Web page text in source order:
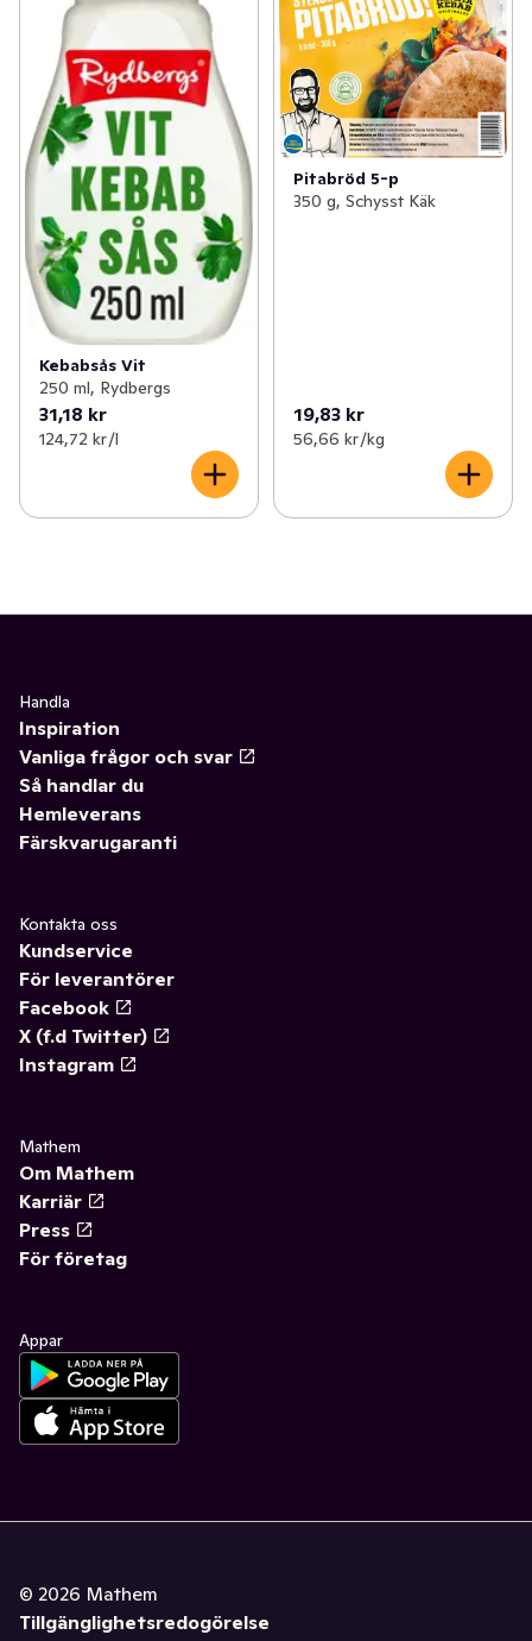
Kebabsås Vit
250 ml, Rydbergs
31,18 kr
124,72 kr /l
Pitabröd 5-p
350 g, Schysst Käk
19,83 kr
56,66 kr /kg
Handla
Inspiration
Vanliga frågor och svar
Så handlar du
Hemleverans
Färskvarugaranti
Kontakta oss
Kundservice
För leverantörer
Facebook
X (f.d Twitter)
Instagram
Mathem
Om Mathem
Karriär
Press
För företag
Appar
© 2026 Mathem
Tillgänglighetsredogörelse